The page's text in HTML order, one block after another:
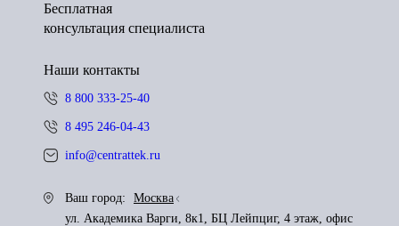
Бесплатная
консультация специалиста
Наши контакты
8 800 333-25-40
8 495 246-04-43
info@centrattek.ru
Ваш город:
Москва
ул. Академика Варги, 8к1, БЦ Лейпциг, 4 этаж, офис